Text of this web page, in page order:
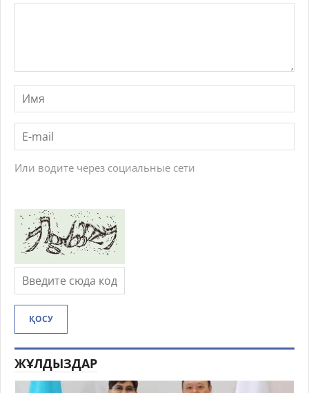
Или водите через социальные сети
ҚОСУ
ЖҰЛДЫЗДАР